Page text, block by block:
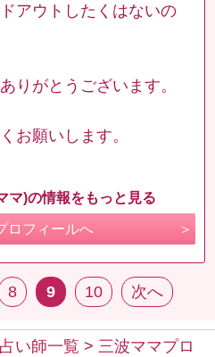
アウトしたくはないの
りがとうございます。
お願いします。
マ)の情報をもっと見る
ロフィールへ
8 9 10 次へ
占い師一覧 >三波ママプロ